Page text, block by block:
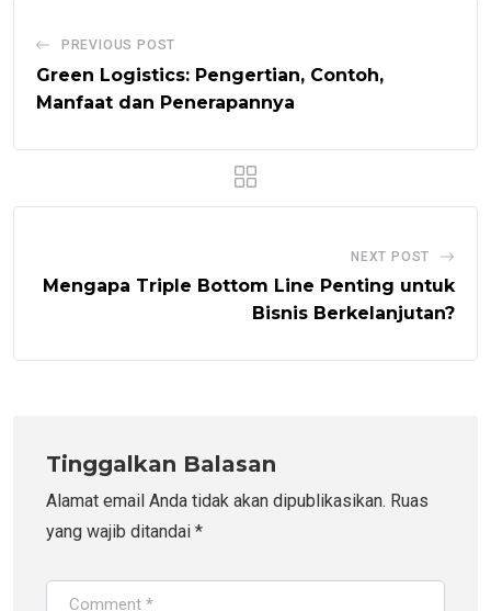
PREVIOUS POST
Green Logistics: Pengertian, Contoh,
Manfaat dan Penerapannya
NEXT POST
Mengapa Triple Bottom Line Penting untuk
Bisnis Berkelanjutan?
Tinggalkan Balasan
Alamat email Anda tidak akan dipublikasikan. Ruas
yang wajib ditandai *